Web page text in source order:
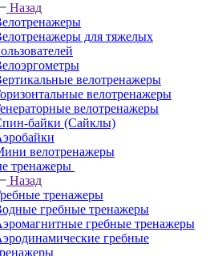
Назад
для тяжелых
велотренажеры
велотренажеры
велотренажеры
байки (Сайклы)
велотренажеры
тренажеры
Назад
тренажеры
гребные тренажеры
гребные тренажеры
гребные